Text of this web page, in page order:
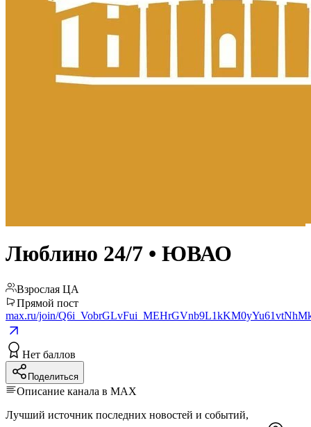
Люблино 24/7 • ЮВАО
Взрослая ЦА
Прямой пост
max.ru/join/
Нет баллов
Поделиться
Описание канала в MAX
Лучший источник последних новостей и событий,